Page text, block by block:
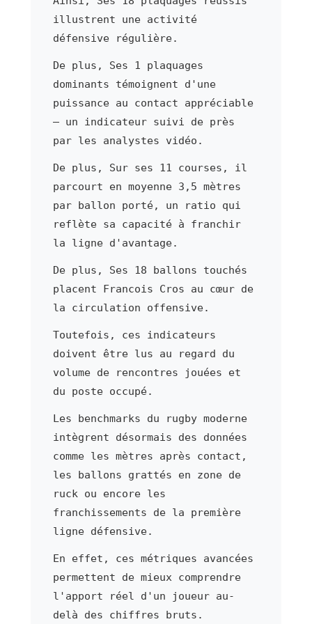
illustrent une activité
défensive régulière.
De plus, Ses 1 plaquages
dominants témoignent d'une
puissance au contact appréciable
— un indicateur suivi de près
par les analystes vidéo.
De plus, Sur ses 11 courses, il
parcourt en moyenne 3,5 mètres
par ballon porté, un ratio qui
reflète sa capacité à franchir
la ligne d'avantage.
De plus, Ses 18 ballons touchés
placent Francois Cros au cœur de
la circulation offensive.
Toutefois, ces indicateurs
doivent être lus au regard du
volume de rencontres jouées et
du poste occupé.
Les benchmarks du rugby moderne
intègrent désormais des données
comme les mètres après contact,
les ballons grattés en zone de
ruck ou encore les
franchissements de la première
ligne défensive.
En effet, ces métriques avancées
permettent de mieux comprendre
l'apport réel d'un joueur au-
delà des chiffres bruts.